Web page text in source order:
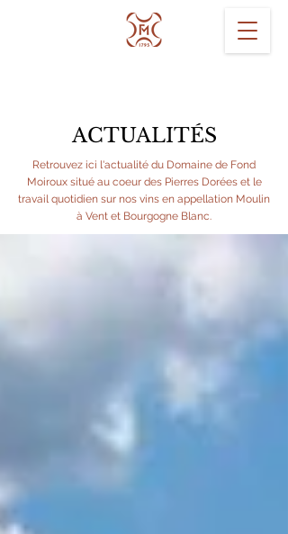
ACTUALITÉS
Retrouvez ici l'actualité du Domaine de Fond
Moiroux situé au coeur des Pierres Dorées et le
travail quotidien sur nos vins en appellation Moulin
à Vent et Bourgogne Blanc.